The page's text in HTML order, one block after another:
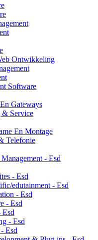
Ontwikkeling
Software
Gateways
& Service
En Montage
Telefonie
- Esd
- Esd
edutainment - Esd
- Esd
- Esd
Esd
- Esd
Esd